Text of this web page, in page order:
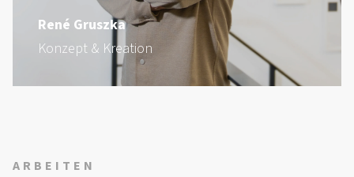
René Gruszka
Konzept & Kreation
ARBEITEN